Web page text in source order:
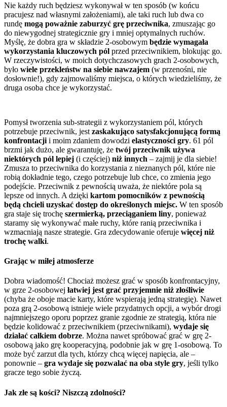
Nie każdy ruch będziesz wykonywał w ten sposób (w końcu
pracujesz nad własnymi założeniami), ale taki ruch lub dwa co
rundę mogą poważnie zaburzyć grę przeciwnika, zmuszając go
do niewygodnej strategicznie gry i mniej optymalnych ruchów.
Myślę, że dobra gra w składzie 2-osobowym będzie wymagała
wykorzystania kluczowych pól przed przeciwnikiem, blokując go.
W rzeczywistości, w moich dotychczasowych grach 2-osobowych,
było wiele przekleństw na siebie nawzajem (w przenośni, nie
dosłownie!), gdy zajmowaliśmy miejsca, o których wiedzieliśmy, że
druga osoba chce je wykorzystać.
Pomysł tworzenia sub-strategii z wykorzystaniem pól, których
potrzebuje przeciwnik, jest zaskakująco satysfakcjonującą formą
konfrontacji i moim zdaniem dowodzi elastyczności gry. 61 pól
brzmi jak dużo, ale gwarantuję, że twój przeciwnik używa
niektórych pól lepiej (i częściej) niż innych – zajmij je dla siebie!
Zmusza to przeciwnika do korzystania z nieznanych pól, które nie
robią dokładnie tego, czego potrzebuje lub chce, co zmienia jego
podejście. Przeciwnik z pewnością uważa, że niektóre pola są
lepsze od innych. A dzięki kartom pomocników z pewnością
będą chcieli uzyskać dostęp do określonych miejsc. W ten sposób
gra staje się trochę szermierką, przeciąganiem liny, ponieważ
staramy się wykonywać małe ruchy, które ranią przeciwnika i
wzmacniają nasze strategie. Gra zdecydowanie oferuje więcej niż
trochę walki.
Grając w miłej atmosferze
Dobra wiadomość! Chociaż możesz grać w sposób konfrontacyjny,
w grze 2-osobowej łatwiej jest grać przyjemnie niż złośliwie
(chyba że oboje macie karty, które wspierają jedną strategię). Nawet
poza grą 2-osobową istnieje wiele przydatnych opcji, a wybór drogi
najmniejszego oporu poprzez granie zgodnie ze strategią, która nie
będzie kolidować z przeciwnikiem (przeciwnikami), wydaje się
działać całkiem dobrze. Można nawet spróbować grać w grę 2-
osobową jako grę kooperacyjną, podobnie jak w grę 1-osobową. To
może być zarzut dla tych, którzy chcą więcej napięcia, ale –
ponownie – gra wydaje się pozwalać na oba style gry, jeśli tylko
gracze tego sobie życzą.
Jak złe są kości? Niszczą zdolności?